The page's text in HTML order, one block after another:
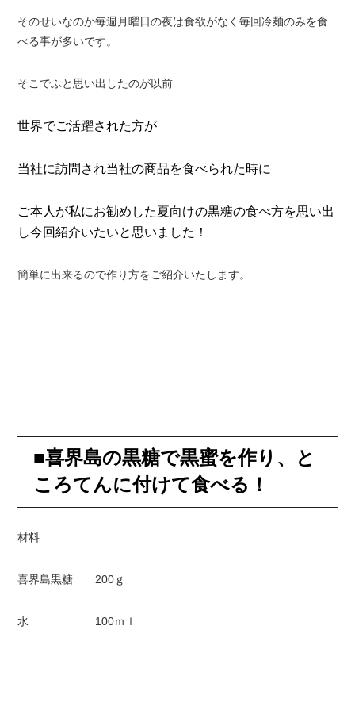
そのせいなのか毎週月曜日の夜は食欲がなく毎回冷麺のみを食
べる事が多いです。
そこでふと思い出したのが以前
世界でご活躍された方が
当社に訪問され当社の商品を食べられた時に
ご本人が私にお勧めした夏向けの黒糖の食べ方を思い出
し今回紹介いたいと思いました！
簡単に出来るので作り方をご紹介いたします。
■喜界島の黒糖で黒蜜を作り、と
ころてんに付けて食べる！
材料
喜界島黒糖 200ｇ
水 100ｍｌ